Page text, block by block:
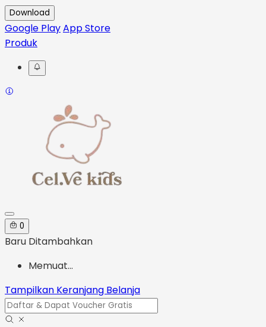
Download
Google PlayApp Store
Produk
0
Baru Ditambahkan
Memuat...
Tampilkan Keranjang Belanja